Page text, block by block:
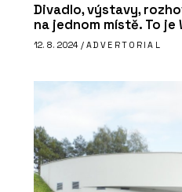
ČLÁNKY
Showroom a dílna
Divadlo, výstavy,
na jednom místě. To je
12. 8. 2024 / ADVERTORIAL